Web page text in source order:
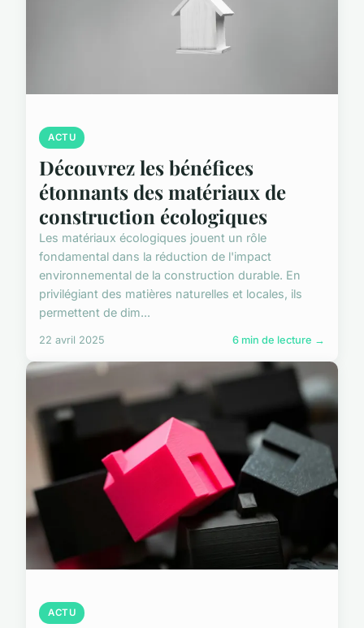
ACTU
Découvrez les bénéfices
étonnants des matériaux de
construction écologiques
Les matériaux écologiques jouent un rôle
fondamental dans la réduction de l'impact
environnemental de la construction durable. En
privilégiant des matières naturelles et locales, ils
permettent de dim...
22 avril 2025 6 min de lecture →
ACTU